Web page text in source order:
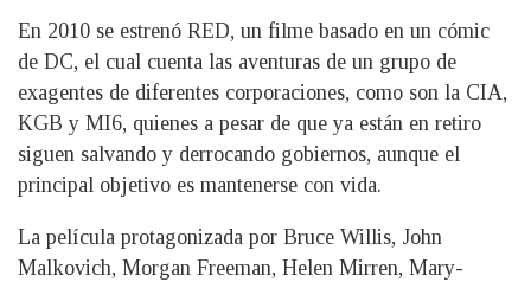
En 2010 se estrenó RED, un filme basado en un cómic
de DC, el cual cuenta las aventuras de un grupo de
exagentes de diferentes corporaciones, como son la CIA,
KGB y MI6, quienes a pesar de que ya están en retiro
siguen salvando y derrocando gobiernos, aunque el
principal objetivo es mantenerse con vida.
La película protagonizada por Bruce Willis, John
Malkovich, Morgan Freeman, Helen Mirren, Mary-